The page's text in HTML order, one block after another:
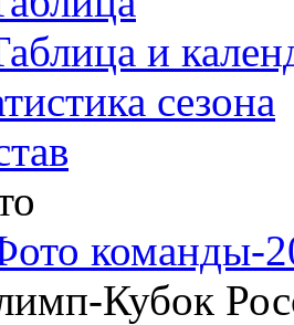
и
сезона
команды-
Кубок